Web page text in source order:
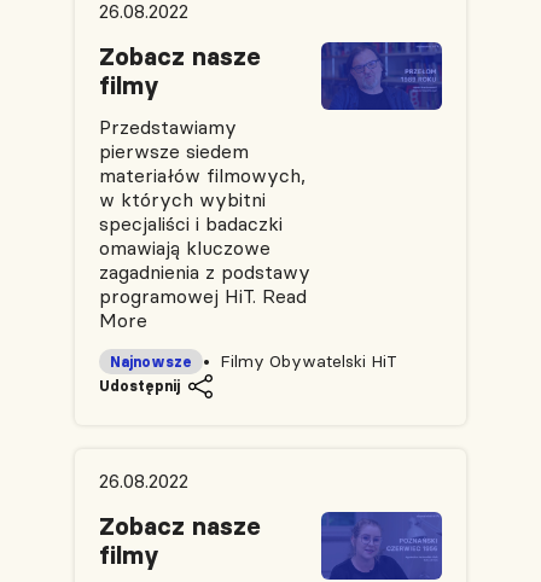
26.08.2022
Zobacz nasze
filmy
Przedstawiamy
pierwsze siedem
materiałów filmowych,
w których wybitni
specjaliści i badaczki
omawiają kluczowe
zagadnienia z podstawy
programowej HiT. Read
More
Filmy Obywatelski HiT
Najnowsze
Udostępnij
26.08.2022
Zobacz nasze
filmy